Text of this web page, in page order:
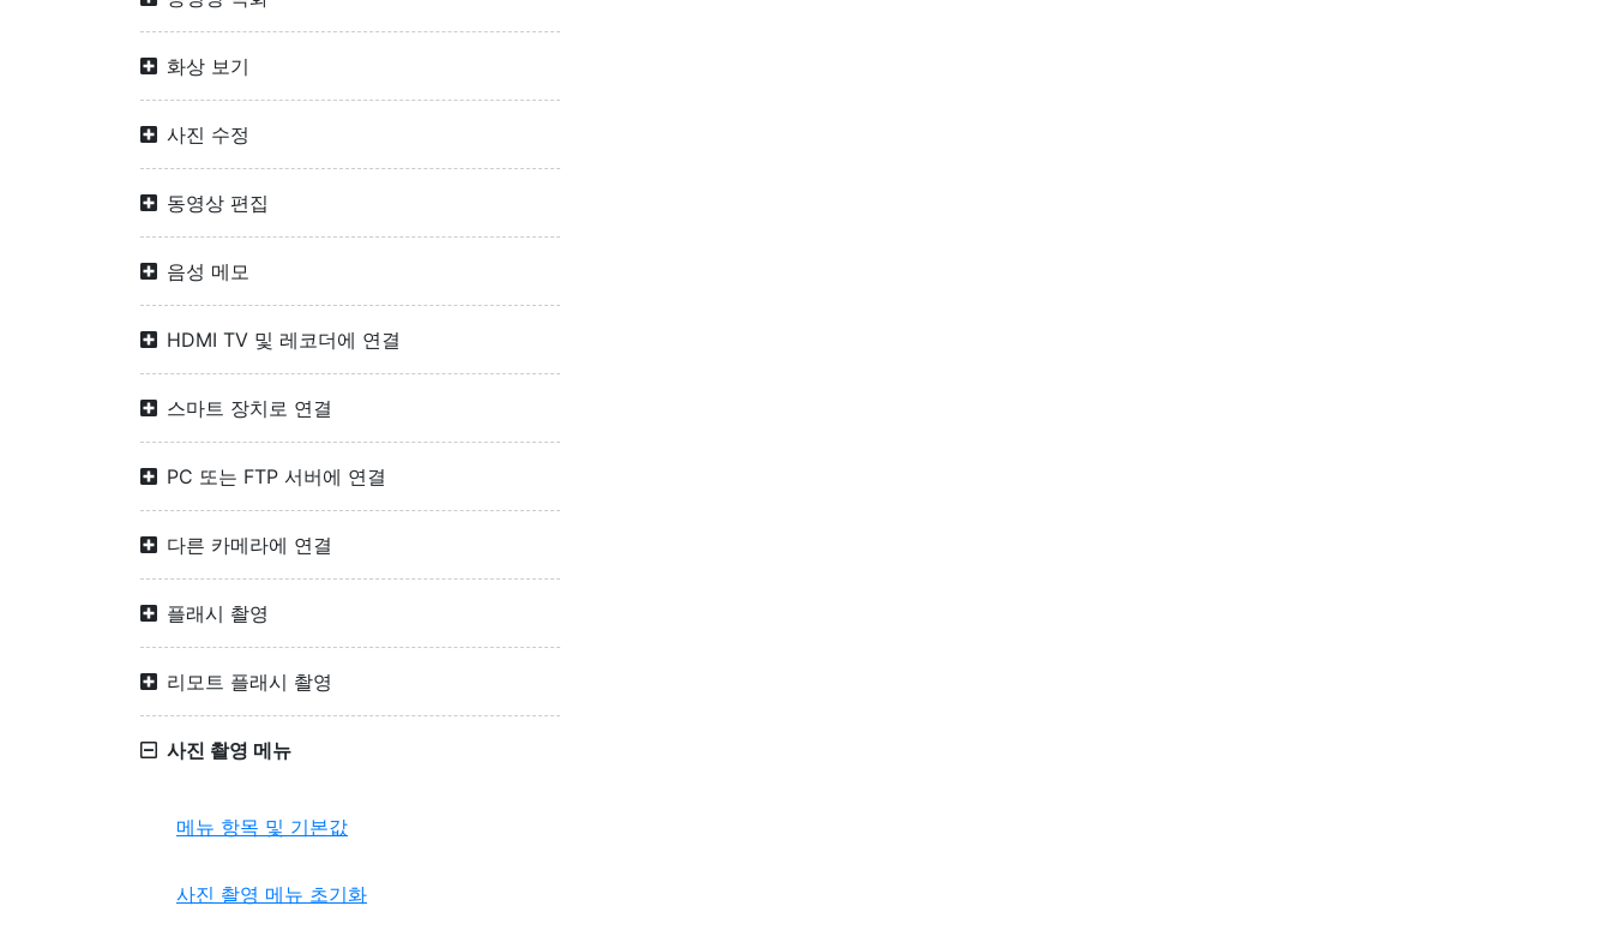
화상 보기
사진 수정
동영상 편집
음성 메모
HDMI TV 및 레코더에 연결
스마트 장치로 연결
PC 또는 FTP 서버에 연결
다른 카메라에 연결
플래시 촬영
리모트 플래시 촬영
사진 촬영 메뉴
메뉴 항목 및 기본값
사진 촬영 메뉴 초기화